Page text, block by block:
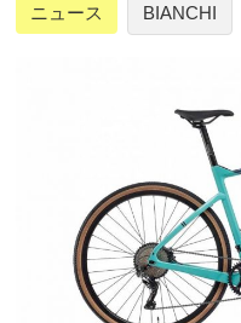
ニュース BIANCHI